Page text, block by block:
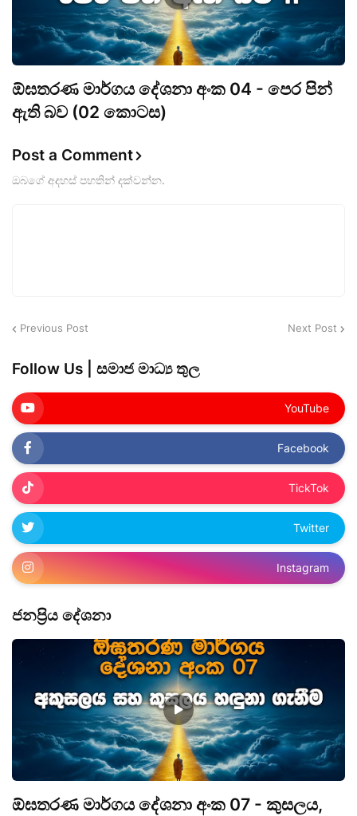
ඕඝතරණ මාර්ගය දේශනා අංක 04 - පෙර පින්
ඇති බව (02 කොටස)
Post a Comment
ඔබගේ අදහස් පහතින් දක්වන්න.
Previous Post Next Post
Follow Us | සමාජ මාධ්‍ය තුල
YouTube
Facebook
TickTok
Twitter
Instagram
ජනප්‍රිය ‌දේශනා
ඕඝතරණ මාර්ගය දේශනා අංක 07 - කුසලය,